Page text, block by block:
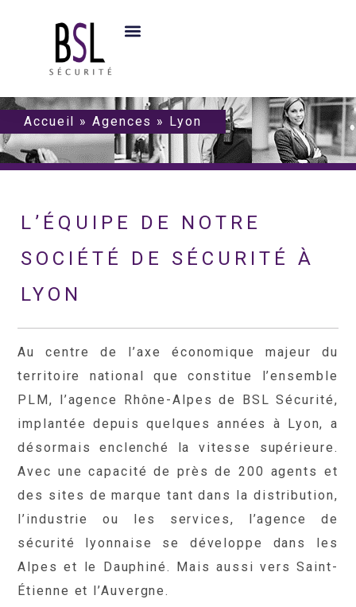
Accueil »Agences » Lyon
L’ÉQUIPE DE NOTRE
SOCIÉTÉ DE SÉCURITÉ À
LYON
Au centre de l’axe économique majeur du
territoire national que constitue l’ensemble
PLM, l’agence Rhône-Alpes de BSL Sécurité,
implantée depuis quelques années à Lyon, a
désormais enclenché la vitesse supérieure.
Avec une capacité de près de 200 agents et
des sites de marque tant dans la distribution,
l’industrie ou les services, l’agence de
sécurité lyonnaise se développe dans les
Alpes et le Dauphiné. Mais aussi vers Saint-
Étienne et l’Auvergne.